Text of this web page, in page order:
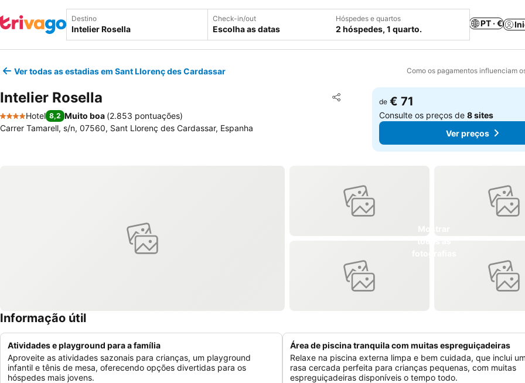
Destino Check-in/out
Escolha as datas
Hóspedes e quartos
2 hóspedes, 1 quarto.
PT · €
Ver todas as estadias em Sant Llorenç des Cardassar Como os pagamentos influenciam
Intelier Rosella Partilhar
Adicionar aos favoritos
4 Estrelas
Hotel 8,2 Muito boa (2.853 pontuações)
Carrer Tamarell, s/n, 07560, Sant Llorenç des Cardassar, Espanha
de € 71
Consulte os preços de8 sites
Ver preços
Informação útil
Atividades e playground para a família
Aproveite as atividades sazonais para crianças, um playground
infantil e tênis de mesa, oferecendo opções divertidas para os
hóspedes mais jovens.
Área de piscina tranquila com muitas espreguiçadeiras
Relaxe na piscina externa limpa e bem cuidada, que inclui
rasa cercada perfeita para crianças pequenas, com muitas
espreguiçadeiras disponíveis o tempo todo.